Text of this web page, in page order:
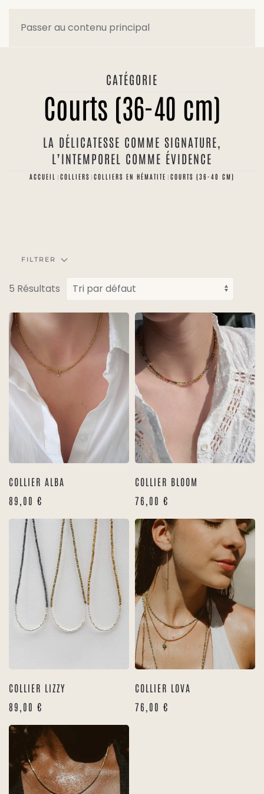
Passer au contenu principal
CATÉGORIE
Courts (36-40 cm)
LA DÉLICATESSE COMME SIGNATURE,
L’INTEMPOREL COMME ÉVIDENCE
ACCUEIL COLLIERS COLLIERS EN HÉMATITE COURTS (36-40 CM)
FILTRER
5 Résultats
COLLIER ALBA
89,00 €
COLLIER BLOOM
76,00 €
COLLIER LIZZY
89,00 €
COLLIER LOVA
76,00 €